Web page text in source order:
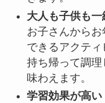
大人も子供も
お子さんから
できるアクテ
持ち帰って調
味わえます。
学習効果が高い